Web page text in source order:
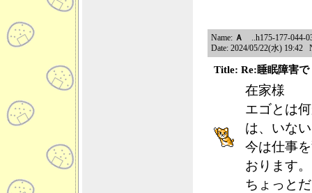
Name: Ａ
..h175-177-044-
Date: 2024/05/22(水) 19:42
Title: Re:睡眠障害で
在家様
エゴとは
は、いな
今は仕事
おります。
ちょっと